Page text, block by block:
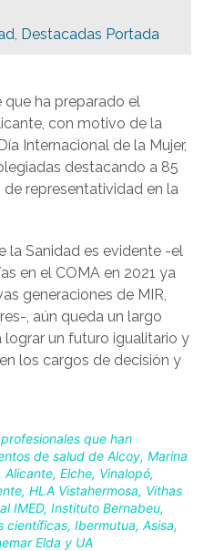
, Destacadas Portada
que ha preparado el
con motivo de la
Internacional de la Mujer,
destacando a 85
representatividad en la
la Sanidad es evidente -el
en el COMA en 2021 ya
generaciones de MIR,
, aún queda un largo
un futuro igualitario y
los cargos de decisión y
que han
de salud de Alcoy, Marina
Elche, Vinalopó,
HLA Vistahermosa, Vithas
IMED, Instituto Bernabeu,
científicas, Ibermutua, Asisa,
Elda y UA